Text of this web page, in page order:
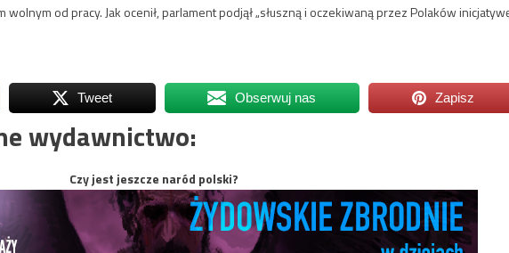
od pracy. Jak ocenił, parlament podjął „słuszną i oczekiwaną przez Polaków
Tweet Obserwuj nas Zapisz
wydawnictwo:
Czy jest jeszcze naród polski?